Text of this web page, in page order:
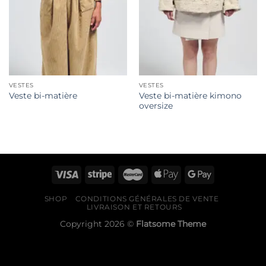
VESTES
Veste bi-matière
VESTES
Veste bi-matière kimono
oversize
SHOP
CONDITIONS GÉNÉRALES DE VENTE
LIVRAISON ET RETOURS
Copyright 2026 © Flatsome Theme